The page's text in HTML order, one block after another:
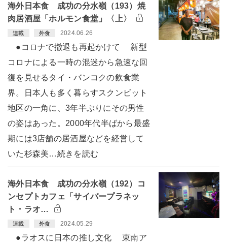
海外日本食 成功の分水嶺（193）焼
肉居酒屋「ホルモン食堂」〈上〉
連載 外食 2024.06.26
●コロナで撤退も再起かけて 新型
コロナによる一時の混迷から急速な回
復を見せるタイ・バンコクの飲食業
界。日本人も多く暮らすスクンビット
地区の一角に、3年半ぶりにその男性
の姿はあった。2000年代半ばから最盛
期には3店舗の居酒屋などを経営して
いた杉森美…続きを読む
海外日本食 成功の分水嶺（192）コ
ンセプトカフェ「サイバープラネッ
ト・ラオ…
連載 外食 2024.05.29
●ラオスに日本の推し文化 東南ア